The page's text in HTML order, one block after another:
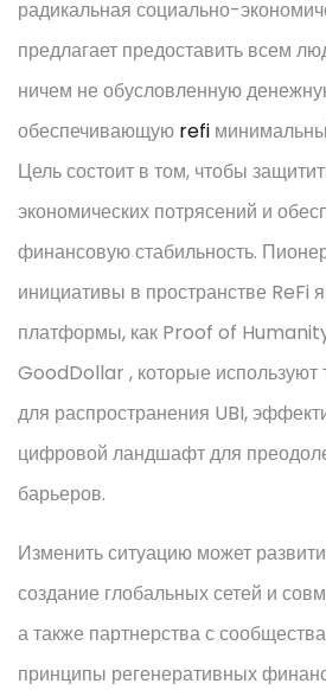
радикальная социально-
предлагает предоставить всем
ничем не обусловленную
обеспечивающую refi
Цель состоит в том, чтобы
экономических потрясений и
финансовую стабильность.
инициативы в пространстве ReFi
платформы, как Proof of
GoodDollar , которые используют
для распространения UBI,
цифровой ландшафт для
барьеров.
Изменить ситуацию может
создание глобальных сетей и
а также партнерства с
принципы регенеративных